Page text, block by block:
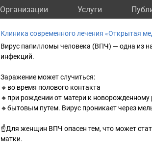
Организации Услуги
Клиника современного лечения «Открытая
Вирус папилломы человека (ВПЧ) — одна из
инфекций.
Заражение может случиться:
🔸во время полового контакта
🔸при рождении от матери к новорожденному
🔸бытовым путем. Вирус проникает через
☝Для женщин ВПЧ опасен тем, что может
матки.